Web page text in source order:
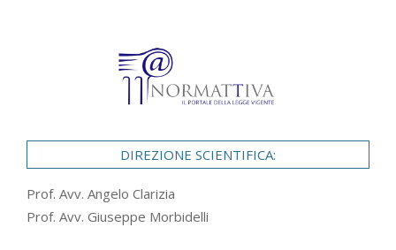
DIREZIONE SCIENTIFICA:
Prof. Avv. Angelo Clarizia
Prof. Avv. Giuseppe Morbidelli